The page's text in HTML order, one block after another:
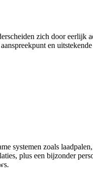
zich door eerlijk
en
systemen zoals
plus een bijzonder